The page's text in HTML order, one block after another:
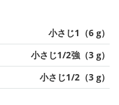
小さじ1（6 g）
小さじ1/2強（3 g）
小さじ1/2（3 g）